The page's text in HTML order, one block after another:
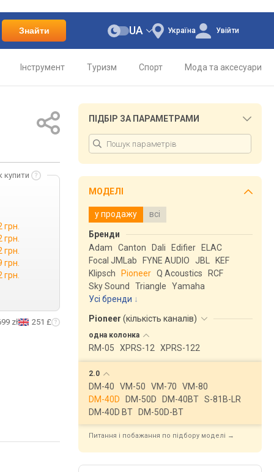
Знайти Україна
UA Увійти
Інструмент Туризм Спорт Мода та аксесуари
купити
грн.
грн.
грн.
грн.
грн.
zł 251 £
ПІДБІР ЗА ПАРАМЕТРАМИ
МОДЕЛІ
у продажу всі
Бренди
Adam
Canton Dali Edifier
ELAC
Focal JMLab
FYNE AUDIO JBL
KEF
Klipsch
Pioneer Q Acoustics
RCF
Sky Sound
Triangle
Yamaha
Усі бренди
Pioneer (кількість каналів)
одна колонка
RM-05 XPRS-12 XPRS-122
2.0
DM-40 VM-50 VM-70
VM-80
DM-40D
DM-50D DM-40BT S-81B-LR
DM-40D BT
DM-50D-BT
Питання і побажання по підбору моделі →